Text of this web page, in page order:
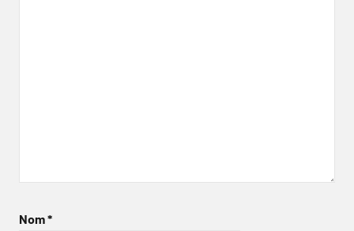
Nom*